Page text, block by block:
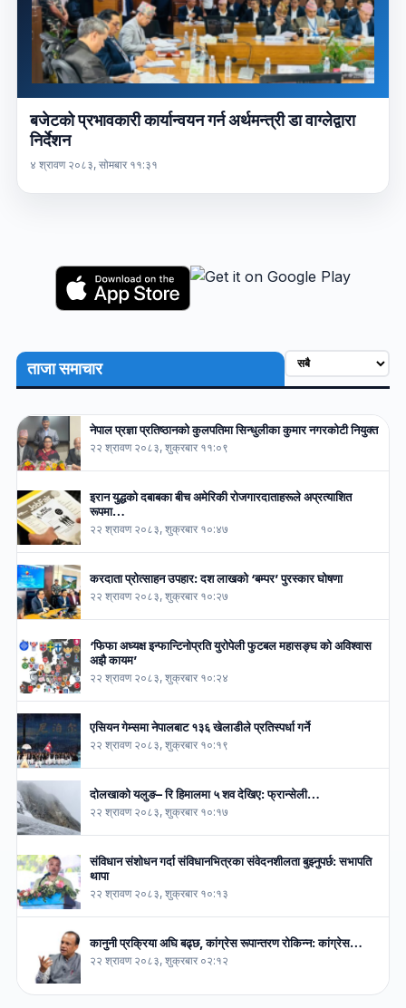
बजेटको प्रभावकारी कार्यान्वयन गर्न अर्थमन्त्री डा वाग्लेद्वारा
निर्देशन
४ श्रावण २०८३, सोमबार ११:३१
ताजा समाचार
नेपाल प्रज्ञा प्रतिष्ठानको कुलपतिमा सिन्धुलीका कुमार नगरकोटी नियुक्त
२२ श्रावण २०८३, शुक्रबार ११:०९
इरान युद्धको दबाबका बीच अमेरिकी रोजगारदाताहरूले अप्रत्याशित
रूपमा…
२२ श्रावण २०८३, शुक्रबार १०:४७
करदाता प्रोत्साहन उपहार: दश लाखको ‘बम्पर’ पुरस्कार घोषणा
२२ श्रावण २०८३, शुक्रबार १०:२७
‘फिफा अध्यक्ष इन्फान्टिनोप्रति युरोपेली फुटबल महासङ्घ को अविश्वास
अझै कायम’
२२ श्रावण २०८३, शुक्रबार १०:२४
एसियन गेम्समा नेपालबाट १३६ खेलाडीले प्रतिस्पर्धा गर्ने
२२ श्रावण २०८३, शुक्रबार १०:१९
दोलखाको यलुङ– रि हिमालमा ५ शव देखिए: फ्रान्सेली…
२२ श्रावण २०८३, शुक्रबार १०:१७
संविधान संशोधन गर्दा संविधानभित्रका संवेदनशीलता बुझ्नुपर्छ: सभापति
थापा
२२ श्रावण २०८३, शुक्रबार १०:१३
कानुनी प्रक्रिया अघि बढ्छ, कांग्रेस रूपान्तरण रोकिन्न: कांग्रेस…
२२ श्रावण २०८३, शुक्रबार ०२:१२